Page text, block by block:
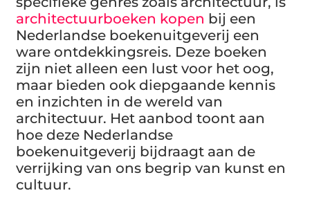
architectuurboeken kopen bij een
Nederlandse boekenuitgeverij een
ware ontdekkingsreis. Deze boeken
zijn niet alleen een lust voor het oog,
maar bieden ook diepgaande kennis
en inzichten in de wereld van
architectuur. Het aanbod toont aan
hoe deze Nederlandse
boekenuitgeverij bijdraagt aan de
verrijking van ons begrip van kunst en
cultuur.